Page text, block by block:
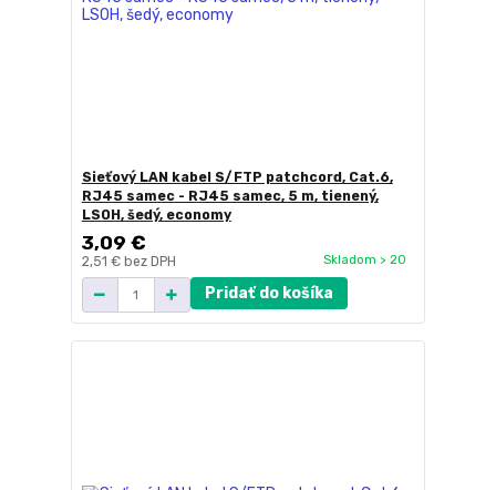
Sieťový LAN kabel S/FTP patchcord, Cat.6,
RJ45 samec - RJ45 samec, 5 m, tienený,
LSOH, šedý, economy
3,09 €
2,51 € bez DPH Skladom > 20
Pridať do košíka